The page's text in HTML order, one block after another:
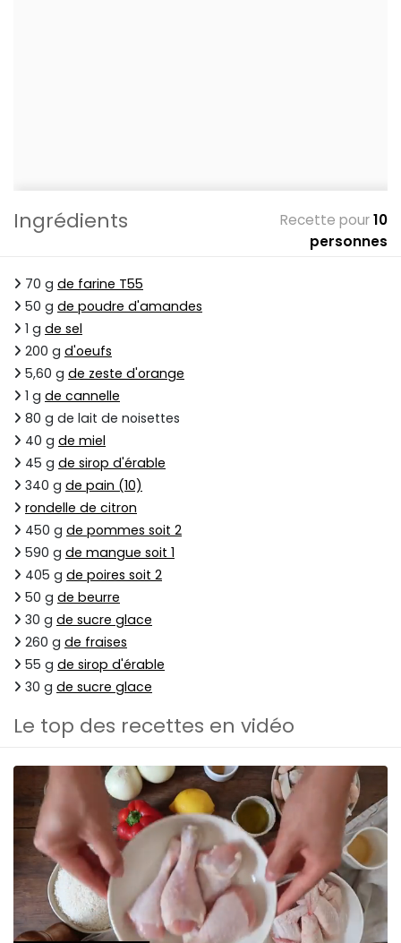
Ingrédients Recette pour10
personnes
70 g de farine T55
50 g de poudre d'amandes
1 g de sel
200 g d'oeufs
5,60 g de zeste d'orange
1 g de cannelle
80 g de lait de noisettes
40 g de miel
45 g de sirop d'érable
340 g de pain (10)
rondelle de citron
450 g de pommes soit 2
590 g de mangue soit 1
405 g de poires soit 2
50 g de beurre
30 g de sucre glace
260 g de fraises
55 g de sirop d'érable
30 g de sucre glace
Le top des recettes en vidéo